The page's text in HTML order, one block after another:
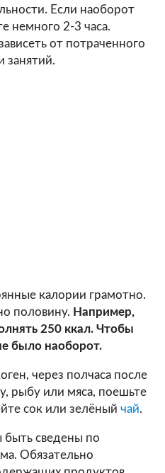
Если наоборот
немного 2-3 часа.
от потраченного
занятий.
калории грамотно.
половину. Например,
250 ккал. Чтобы
было наоборот.
через полчаса после
рыбу или мяса, поешьте
сок или зелёный чай.
сведены по
Обязательно